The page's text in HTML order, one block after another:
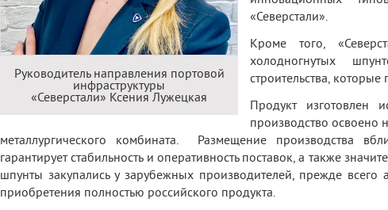
Руководитель направления портовой
инфраструктуры
«Северстали» Ксения Лужецкая
«Северстали».
Кроме того,
холодногнутых
строительства,
Продукт изготовлен
производство освоено
металлургического комбината. Размещение производства
гарантирует стабильность и оперативность поставок, а также
шпунты закупались у зарубежных производителей, прежде всего
приобретения полностью российского продукта.